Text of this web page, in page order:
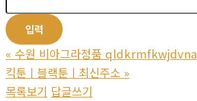
« 수원 비아그라정품 qldkrmfkwjdvna
킥툰ㅣ블랙툰ㅣ최신주소 »
목록보기 답글쓰기